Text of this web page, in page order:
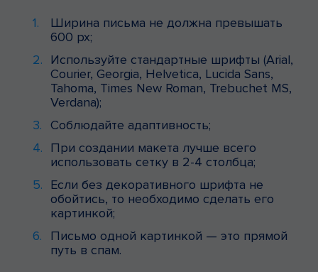
Ширина письма не должна превышать
600 px;
Используйте стандартные шрифты (Arial,
Courier, Georgia, Helvetica, Lucida Sans,
Tahoma, Times New Roman, Trebuchet MS,
Verdana);
Соблюдайте адаптивность;
При создании макета лучше всего
использовать сетку в 2-4 столбца;
Если без декоративного шрифта не
обойтись, то необходимо сделать его
картинкой;
Письмо одной картинкой — это прямой
путь в спам.